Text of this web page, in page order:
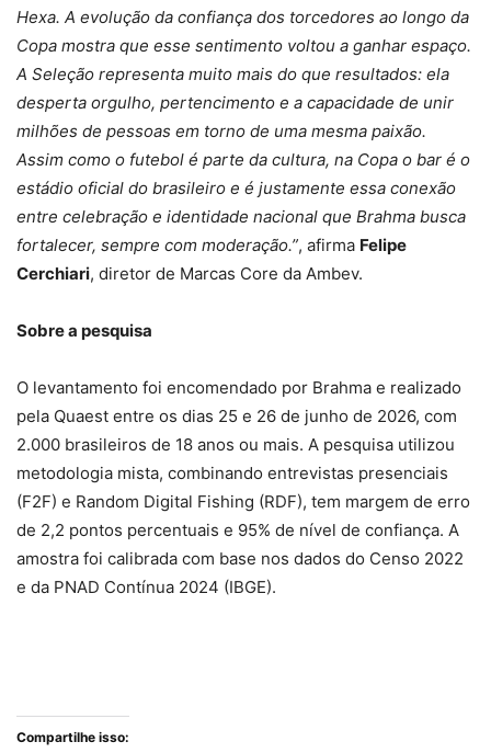
Hexa. A evolução da confiança dos torcedores ao longo da
Copa mostra que esse sentimento voltou a ganhar espaço.
A Seleção representa muito mais do que resultados: ela
desperta orgulho, pertencimento e a capacidade de unir
milhões de pessoas em torno de uma mesma paixão.
Assim como o futebol é parte da cultura, na Copa o bar é o
estádio oficial do brasileiro e é justamente essa conexão
entre celebração e identidade nacional que Brahma busca
fortalecer, sempre com moderação.”, afirma Felipe
Cerchiari, diretor de Marcas Core da Ambev.
Sobre a pesquisa
O levantamento foi encomendado por Brahma e realizado
pela Quaest entre os dias 25 e 26 de junho de 2026, com
2.000 brasileiros de 18 anos ou mais. A pesquisa utilizou
metodologia mista, combinando entrevistas presenciais
(F2F) e Random Digital Fishing (RDF), tem margem de erro
de 2,2 pontos percentuais e 95% de nível de confiança. A
amostra foi calibrada com base nos dados do Censo 2022
e da PNAD Contínua 2024 (IBGE).
Compartilhe isso: